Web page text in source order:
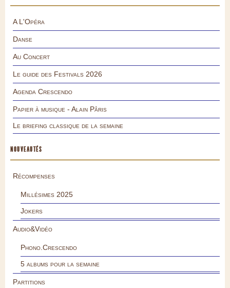
A L'Opéra
Danse
Au Concert
Le guide des Festivals 2026
Agenda Crescendo
Papier à musique - Alain Pâris
Le briefing classique de la semaine
NOUVEAUTÉS
Récompenses
Millésimes 2025
Jokers
Audio&Vidéo
Phono.Crescendo
5 albums pour la semaine
Partitions